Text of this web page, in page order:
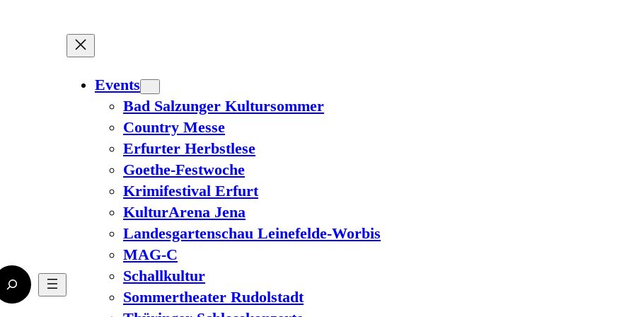
Events
Bad Salzunger Kultursommer
Country Messe
Erfurter Herbstlese
Goethe-Festwoche
Krimifestival Erfurt
KulturArena Jena
Landesgartenschau Leinefelde-Worbis
MAG-C
Schallkultur
Sommertheater Rudolstadt